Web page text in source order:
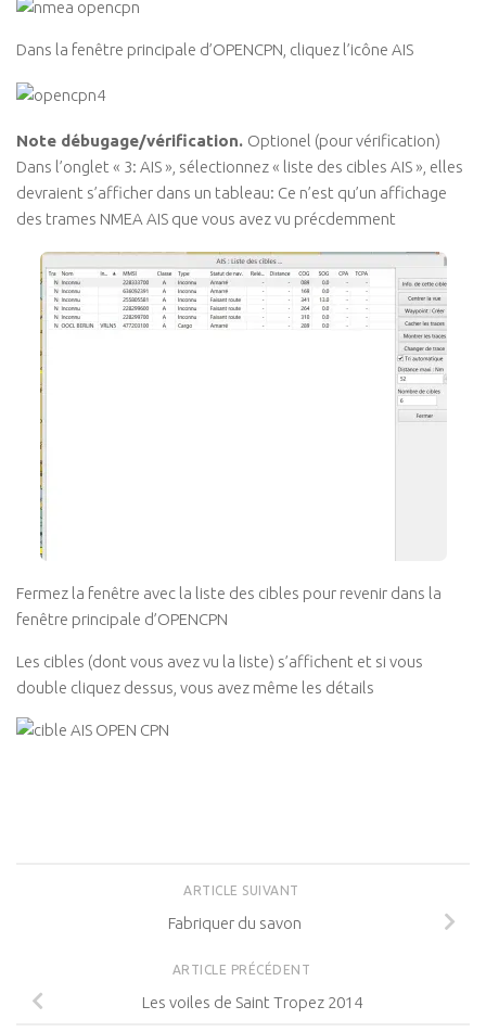
Dans la fenêtre principale d’OPENCPN, cliquez l’icône AIS
Note débugage/vérification. Optionel (pour vérification)
Dans l’onglet « 3: AIS », sélectionnez « liste des cibles AIS », elles
devraient s’afficher dans un tableau: Ce n’est qu’un affichage
des trames NMEA AIS que vous avez vu précdemment
Fermez la fenêtre avec la liste des cibles pour revenir dans la
fenêtre principale d’OPENCPN
Les cibles (dont vous avez vu la liste) s’affichent et si vous
double cliquez dessus, vous avez même les détails
ARTICLE SUIVANT
Fabriquer du savon
ARTICLE PRÉCÉDENT
Les voiles de Saint Tropez 2014